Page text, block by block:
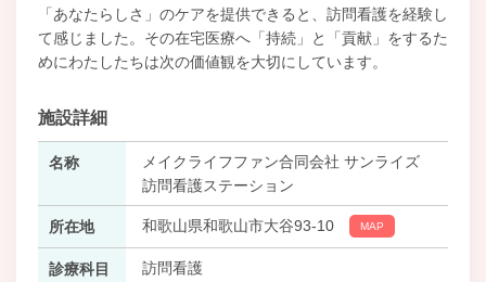
「あなたらしさ」のケアを提供できると、訪問看護を経験し
て感じました。その在宅医療へ「持続」と「貢献」をするた
めにわたしたちは次の価値観を大切にしています。
施設詳細
名称
メイクライフファン合同会社 サンライズ
訪問看護ステーション
所在地 和歌山県和歌山市大谷93-10 MAP
診療科目 訪問看護